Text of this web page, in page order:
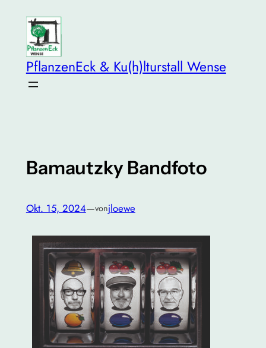
springen
PflanzenEck & Ku(h)lturstall Wense
Bamautzky Bandfoto
Okt. 15, 2024—vonjloewe